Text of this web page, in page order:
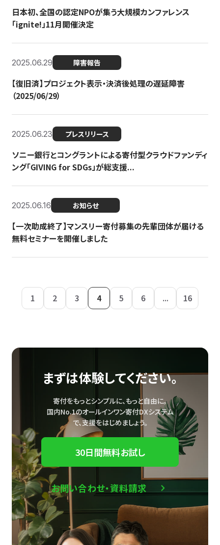
日本初、全国の認定NPOが集う大規模カンファレンス
「ignite!」11月開催決定
2025.06.29 障害報告
【復旧済】プロジェクト表示・決済後処理の遅延障害
（2025/06/29）
2025.06.23 プレスリリース
ソニー銀行とコングラントによる寄付型クラウドファンディ
ング「GIVING for SDGs」が総支援...
2025.06.16 お知らせ
【一次助成終了】マンスリー寄付募集の先輩団体が届ける
無料セミナーを開催しました
1 2 3 4 5 6 ... 16
まずは体験してください。
寄付をもっとシンプルに、もっと自由に。
国内No.1のオールインワン寄付DXシステム
で、支援をはじめましょう。
30日間無料お試し
お問い合わせ・資料請求